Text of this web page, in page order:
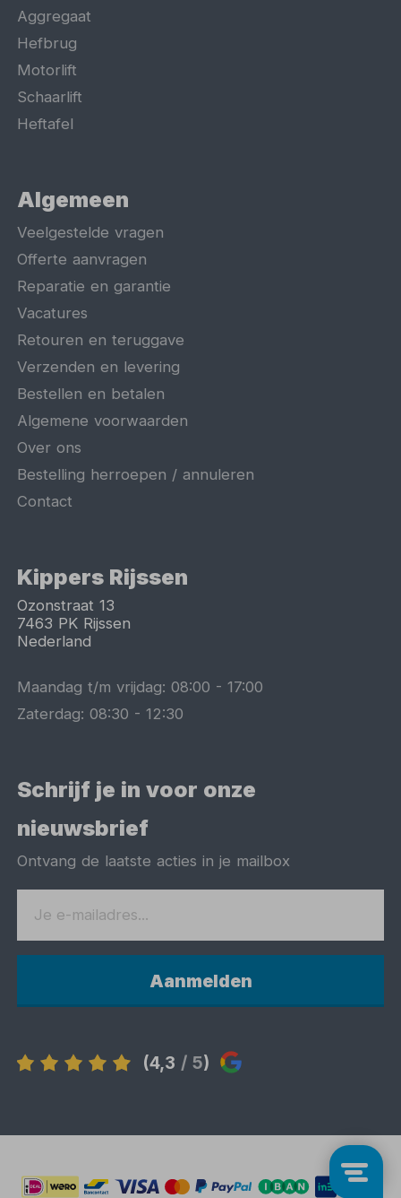
Aggregaat
Hefbrug
Motorlift
Schaarlift
Heftafel
Algemeen
Veelgestelde vragen
Offerte aanvragen
Reparatie en garantie
Vacatures
Retouren en teruggave
Verzenden en levering
Bestellen en betalen
Algemene voorwaarden
Over ons
Bestelling herroepen / annuleren
Contact
Kippers Rijssen
Ozonstraat 13
7463 PK Rijssen
Nederland
Maandag t/m vrijdag:08:00 -17:00
Zaterdag:08:30 -12:30
Schrijf je in voor onze
nieuwsbrief
Ontvang de laatste acties in je mailbox
Aanmelden
(4,3 / 5)